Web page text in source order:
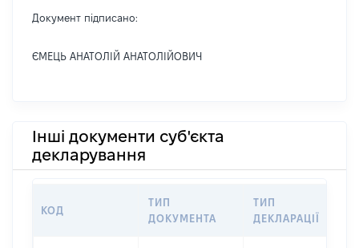
Документ підписано:
ЄМЕЦЬ АНАТОЛІЙ АНАТОЛІЙОВИЧ
Інші документи суб'єкта
декларування
КОД
ТИП
ДОКУМЕНТА
ТИП
ДЕКЛАРАЦІЇ